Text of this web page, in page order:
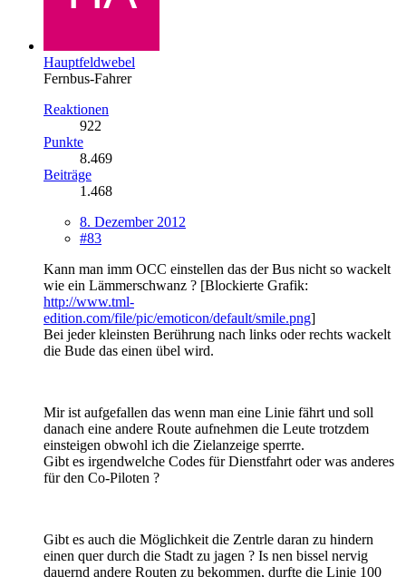
Hauptfeldwebel
Fernbus-Fahrer
Reaktionen
922
Punkte
8.469
Beiträge
1.468
8. Dezember 2012
#83
Kann man imm OCC einstellen das der Bus nicht so wackelt
wie ein Lämmerschwanz ? [Blockierte Grafik:
http://www.tml-
edition.com/file/pic/emoticon/default/smile.png]
Bei jeder kleinsten Berührung nach links oder rechts wackelt
die Bude das einen übel wird.
Mir ist aufgefallen das wenn man eine Linie fährt und soll
danach eine andere Route aufnehmen die Leute trotzdem
einsteigen obwohl ich die Zielanzeige sperrte.
Gibt es irgendwelche Codes für Dienstfahrt oder was anderes
für den Co-Piloten ?
Gibt es auch die Möglichkeit die Zentrle daran zu hindern
einen quer durch die Stadt zu jagen ? Is nen bissel nervig
dauernd andere Routen zu bekommen, durfte die Linie 100